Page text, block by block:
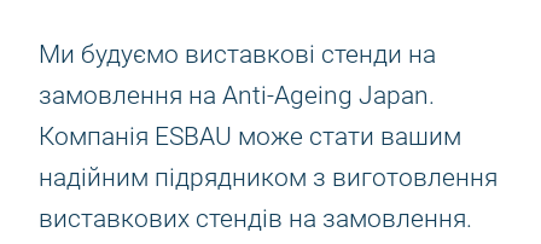
Ми будуємо виставкові стенди на
замовлення на Anti-Ageing Japan.
Компанія ESBAU може стати вашим
надійним підрядником з виготовлення
виставкових стендів на замовлення.